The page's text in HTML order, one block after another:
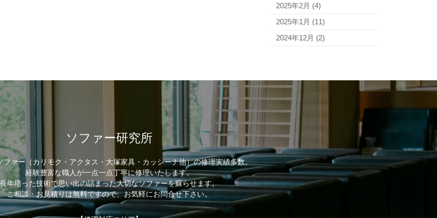
2025年2月 (4)
2025年1月 (11)
2024年12月 (2)
ソファー研究所
ファー（カリモク・アクタス・大塚家具・カッシーナ他）の修理実績多数。
経験豊富な職人が一点一点丁寧に修理いたします。
長年培った技術で思い出の詰まった大切なソファーを蘇らせます。
ご相談・お見積りは無料ですので、お気軽にお問合せ下さい。